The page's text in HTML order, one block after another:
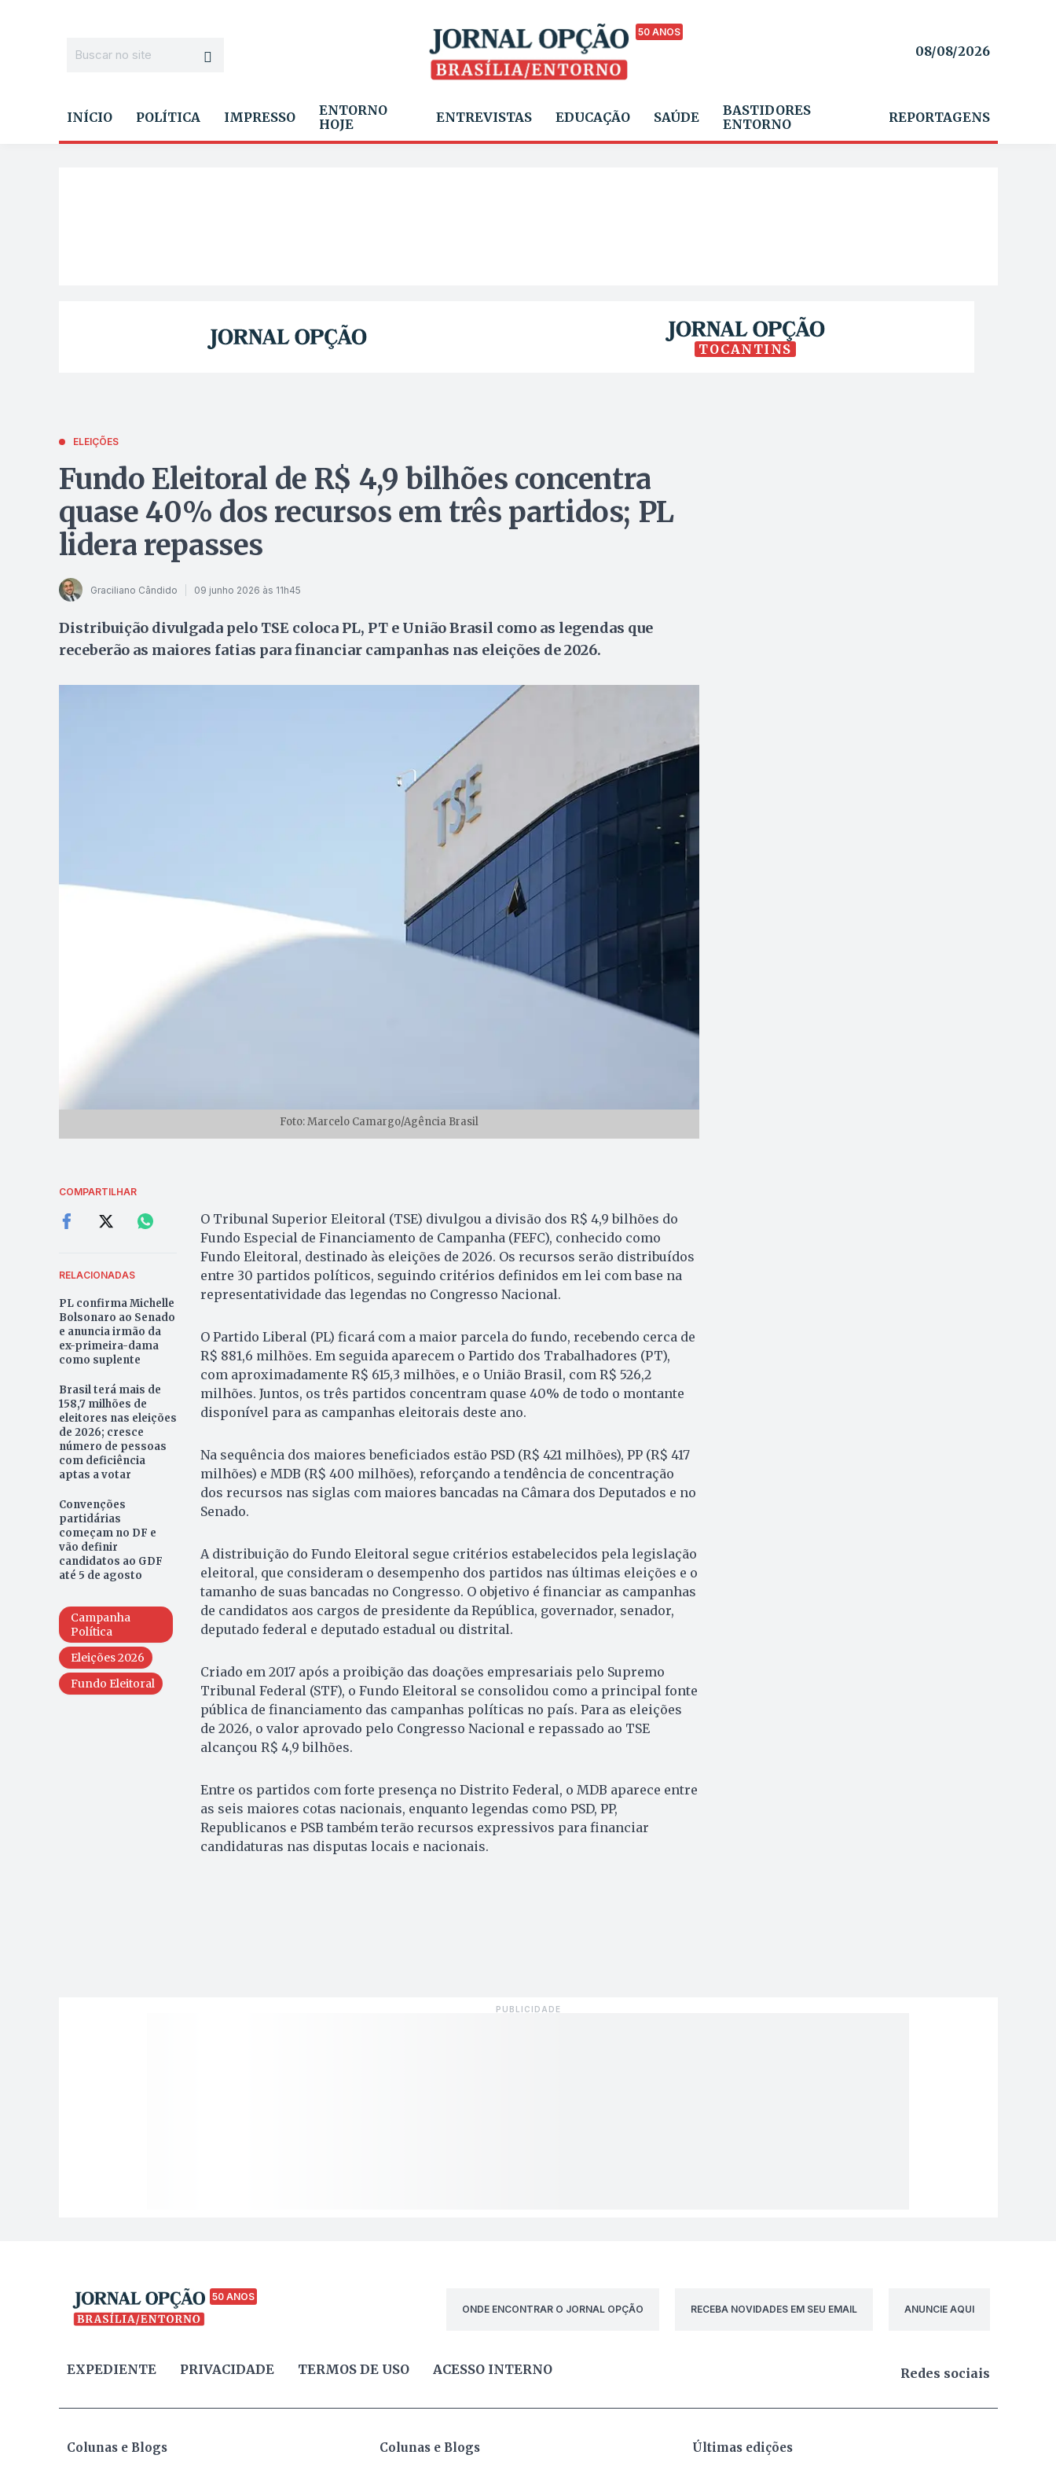
50 ANOS
08/08/2026
INÍCIO POLÍTICA IMPRESSO
ENTORNO
HOJE
ENTREVISTAS EDUCAÇÃO SAÚDE
BASTIDORES
ENTORNO
REPORTAGENS
TOCANTINS
ELEIÇÕES
Fundo Eleitoral de R$ 4,9 bilhões concentra
quase 40% dos recursos em três partidos; PL
lidera repasses
Graciliano Cândido 09 junho 2026 às 11h45
Distribuição divulgada pelo TSE coloca PL, PT e União Brasil como as legendas que
receberão as maiores fatias para financiar campanhas nas eleições de 2026.
Foto: Marcelo Camargo/Agência Brasil
COMPARTILHAR
RELACIONADAS
PL confirma Michelle
Bolsonaro ao Senado
e anuncia irmão da
ex-primeira-dama
como suplente
Brasil terá mais de
158,7 milhões de
eleitores nas eleições
de 2026; cresce
número de pessoas
com deficiência
aptas a votar
Convenções
partidárias
começam no DF e
vão definir
candidatos ao GDF
até 5 de agosto
Campanha
Política
Eleições 2026
Fundo Eleitoral
O Tribunal Superior Eleitoral (TSE) divulgou a divisão dos R$ 4,9 bilhões do
Fundo Especial de Financiamento de Campanha (FEFC), conhecido como
Fundo Eleitoral, destinado às eleições de 2026. Os recursos serão distribuídos
entre 30 partidos políticos, seguindo critérios definidos em lei com base na
representatividade das legendas no Congresso Nacional.
O Partido Liberal (PL) ficará com a maior parcela do fundo, recebendo cerca de
R$ 881,6 milhões. Em seguida aparecem o Partido dos Trabalhadores (PT),
com aproximadamente R$ 615,3 milhões, e o União Brasil, com R$ 526,2
milhões. Juntos, os três partidos concentram quase 40% de todo o montante
disponível para as campanhas eleitorais deste ano.
Na sequência dos maiores beneficiados estão PSD (R$ 421 milhões), PP (R$ 417
milhões) e MDB (R$ 400 milhões), reforçando a tendência de concentração
dos recursos nas siglas com maiores bancadas na Câmara dos Deputados e no
Senado.
A distribuição do Fundo Eleitoral segue critérios estabelecidos pela legislação
eleitoral, que consideram o desempenho dos partidos nas últimas eleições e o
tamanho de suas bancadas no Congresso. O objetivo é financiar as campanhas
de candidatos aos cargos de presidente da República, governador, senador,
deputado federal e deputado estadual ou distrital.
Criado em 2017 após a proibição das doações empresariais pelo Supremo
Tribunal Federal (STF), o Fundo Eleitoral se consolidou como a principal fonte
pública de financiamento das campanhas políticas no país. Para as eleições
de 2026, o valor aprovado pelo Congresso Nacional e repassado ao TSE
alcançou R$ 4,9 bilhões.
Entre os partidos com forte presença no Distrito Federal, o MDB aparece entre
as seis maiores cotas nacionais, enquanto legendas como PSD, PP,
Republicanos e PSB também terão recursos expressivos para financiar
candidaturas nas disputas locais e nacionais.
50 ANOS
ONDE ENCONTRAR O JORNAL OPÇÃO
RECEBA NOVIDADES EM SEU EMAIL ANUNCIE AQUI
EXPEDIENTE PRIVACIDADE TERMOS DE USO ACESSO INTERNO Redes sociais
Colunas e Blogs Colunas e Blogs Últimas edições